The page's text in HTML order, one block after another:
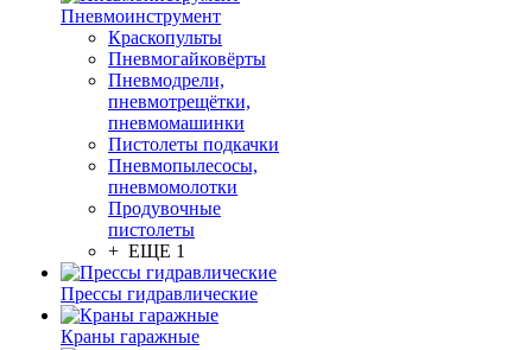
Пневмоинструмент
Краскопульты
Пневмогайковёрты
Пневмодрели,
пневмотрещётки,
пневмомашинки
Пистолеты подкачки
Пневмопылесосы,
пневмомолотки
Продувочные
пистолеты
+ ЕЩЕ 1
Прессы гидравлические
Краны гаражные